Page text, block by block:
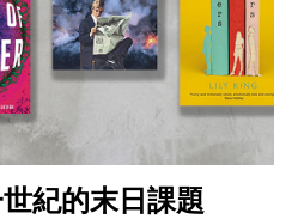
紀的末日課題